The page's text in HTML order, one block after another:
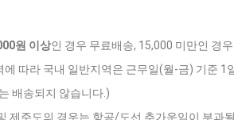
원 이상인 경우 무료배송, 15,000 미만인 경
에 따라 국내 일반지역은 근무일(월-금) 기준
배송되지 않습니다.)
제주도의 경우는 항공/도선 추가운임이 부과